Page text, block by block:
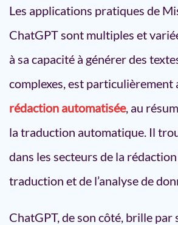
Les applications pratiques de
ChatGPT sont multiples et
à sa capacité à générer des
complexes, est particulièrement
rédaction automatisée, au
la traduction automatique. Il
dans les secteurs de la
traduction et de l’analyse de
ChatGPT, de son côté, brille par